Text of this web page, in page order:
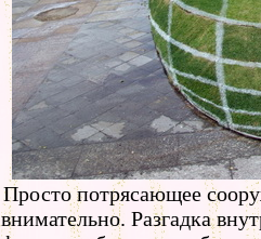
Просто потрясающее
внимательно. Разгадка